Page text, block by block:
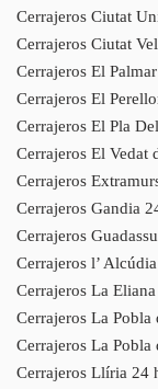
Cerrajeros Ciutat
Cerrajeros Ciutat
Cerrajeros El
Cerrajeros El
Cerrajeros El Pla
Cerrajeros El Vedat
Cerrajeros
Cerrajeros Gandia
Cerrajeros
Cerrajeros l’
Cerrajeros La
Cerrajeros La Pobla
Cerrajeros La Pobla
Cerrajeros Llíria 24